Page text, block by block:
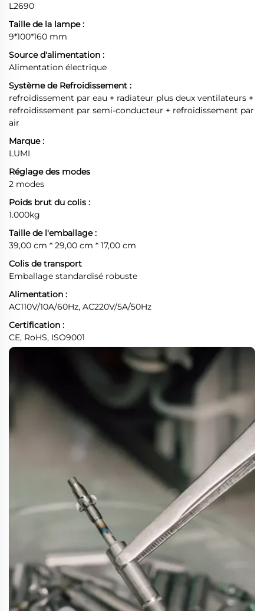
L2690
Taille de la lampe :
9*100*160 mm
Source d'alimentation :
Alimentation électrique
Système de Refroidissement :
refroidissement par eau + radiateur plus deux ventilateurs +
refroidissement par semi-conducteur + refroidissement par
air
Marque :
LUMI
Réglage des modes
2 modes
Poids brut du colis :
1.000kg
Taille de l'emballage :
39,00 cm * 29,00 cm * 17,00 cm
Colis de transport
Emballage standardisé robuste
Alimentation :
AC110V/10A/60Hz, AC220V/5A/50Hz
Certification :
CE, RoHS, ISO9001